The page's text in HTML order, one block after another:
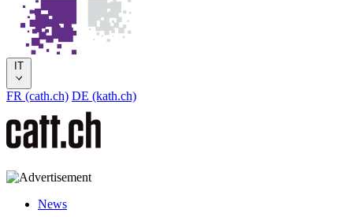
IT
FR (cath.ch) DE (kath.ch)
News